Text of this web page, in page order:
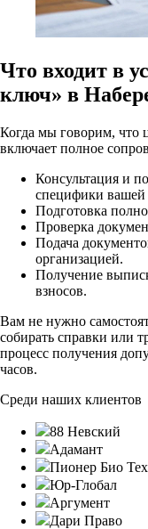
Что входит в
ключ» в
Когда мы говорим, что
включает полное
Консультация и
специфики
Подготовка
Проверка
Подача
организацией.
Получение
взносов.
Вам не нужно
собирать справки или
процесс получения
часов.
Среди наших клиентов
88 Невский
Адамант
Пионер Био Тех
Юр-Глобал
Аргумент
Дари Право